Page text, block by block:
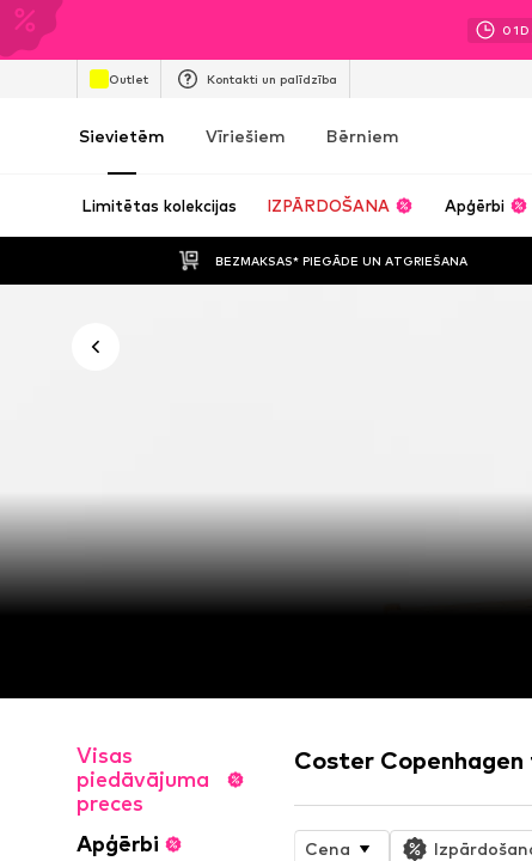
01
Outlet Kontakti un palīdzība
Sievietēm Vīriešiem Bērniem
Limitētas kolekcijas IZPĀRDOŠANA Apģērbi
BEZMAKSAS* PIEGĀDE UN ATGRIEŠANA
Visas
piedāvājuma
preces
Apģērbi
Coster
Cena